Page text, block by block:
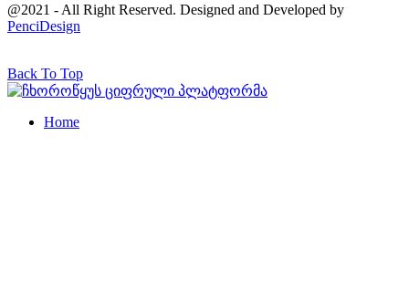
@2021 - All Right Reserved. Designed and Developed by
PenciDesign
Back To Top
Home